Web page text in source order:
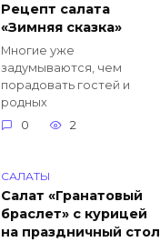
Рецепт салата
«Зимняя сказка»
Многие уже
задумываются, чем
порадовать гостей и
родных
0
2
САЛАТЫ
Салат «Гранатовый
браслет» с курицей
на праздничный стол